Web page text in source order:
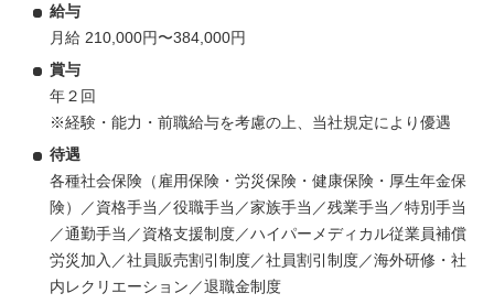
給与
月給 210,000円〜384,000円
賞与
年２回
※経験・能力・前職給与を考慮の上、当社規定により優遇
待遇
各種社会保険（雇用保険・労災保険・健康保険・厚生年金保
険）／資格手当／役職手当／家族手当／残業手当／特別手当
／通勤手当／資格支援制度／ハイパーメディカル従業員補償
労災加入／社員販売割引制度／社員割引制度／海外研修・社
内レクリエーション／退職金制度